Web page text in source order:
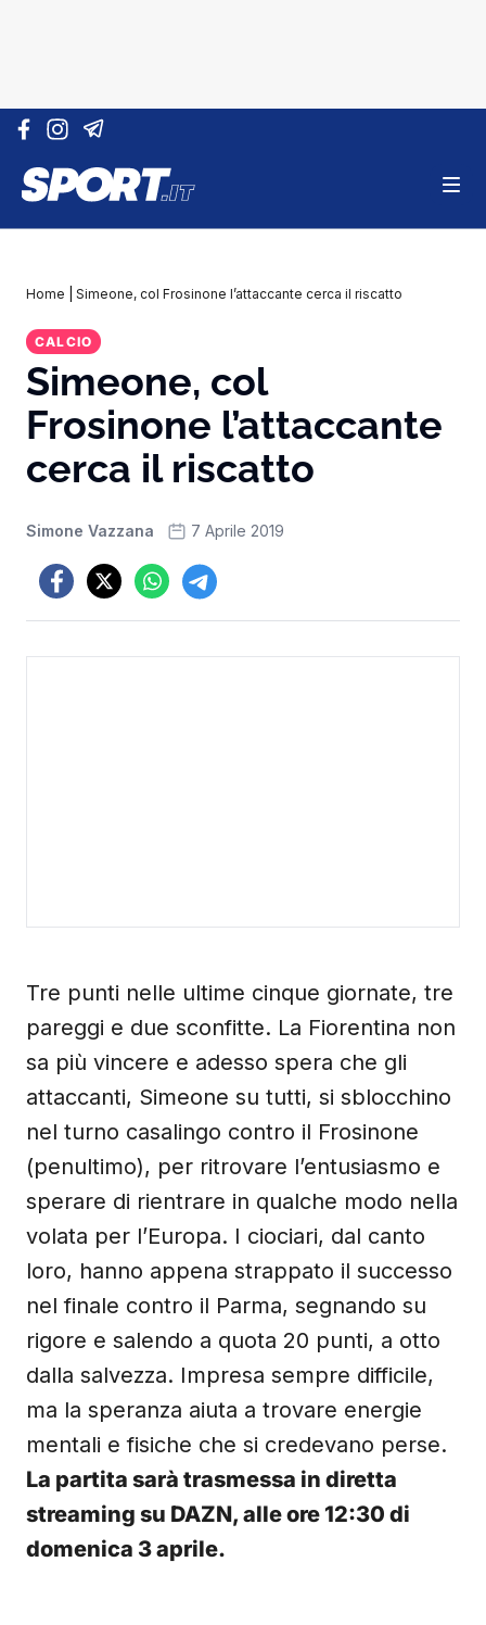
Vai al contenuto
Home Simeone, col Frosinone l’attaccante cerca il riscatto
CALCIO
Simeone, col
Frosinone l’attaccante
cerca il riscatto
Simone Vazzana 7 Aprile 2019
Tre punti nelle ultime cinque giornate, tre
pareggi e due sconfitte. La Fiorentina non
sa più vincere e adesso spera che gli
attaccanti, Simeone su tutti, si sblocchino
nel turno casalingo contro il Frosinone
(penultimo), per ritrovare l’entusiasmo e
sperare di rientrare in qualche modo nella
volata per l’Europa. I ciociari, dal canto
loro, hanno appena strappato il successo
nel finale contro il Parma, segnando su
rigore e salendo a quota 20 punti, a otto
dalla salvezza. Impresa sempre difficile,
ma la speranza aiuta a trovare energie
mentali e fisiche che si credevano perse.
La partita sarà trasmessa in diretta
streaming su DAZN, alle ore 12:30 di
domenica 3 aprile.